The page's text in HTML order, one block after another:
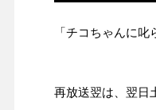
「チコちゃんに
再放送翌は、翌日